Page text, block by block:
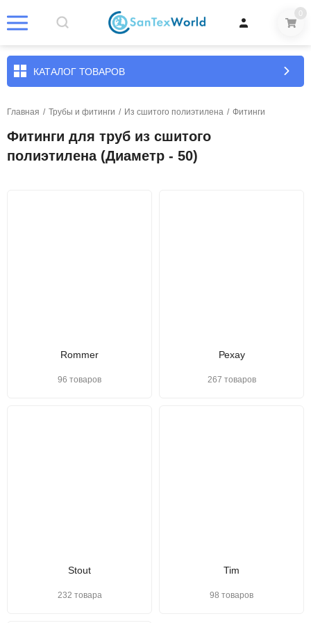
0
КАТАЛОГ ТОВАРОВ
Главная / Трубы и фитинги / Из сшитого полиэтилена / Фитинги
Фитинги для труб из сшитого
полиэтилена (Диаметр - 50)
Rommer
96 товаров
Рехау
267 товаров
Stout
232 товара
Tim
98 товаров